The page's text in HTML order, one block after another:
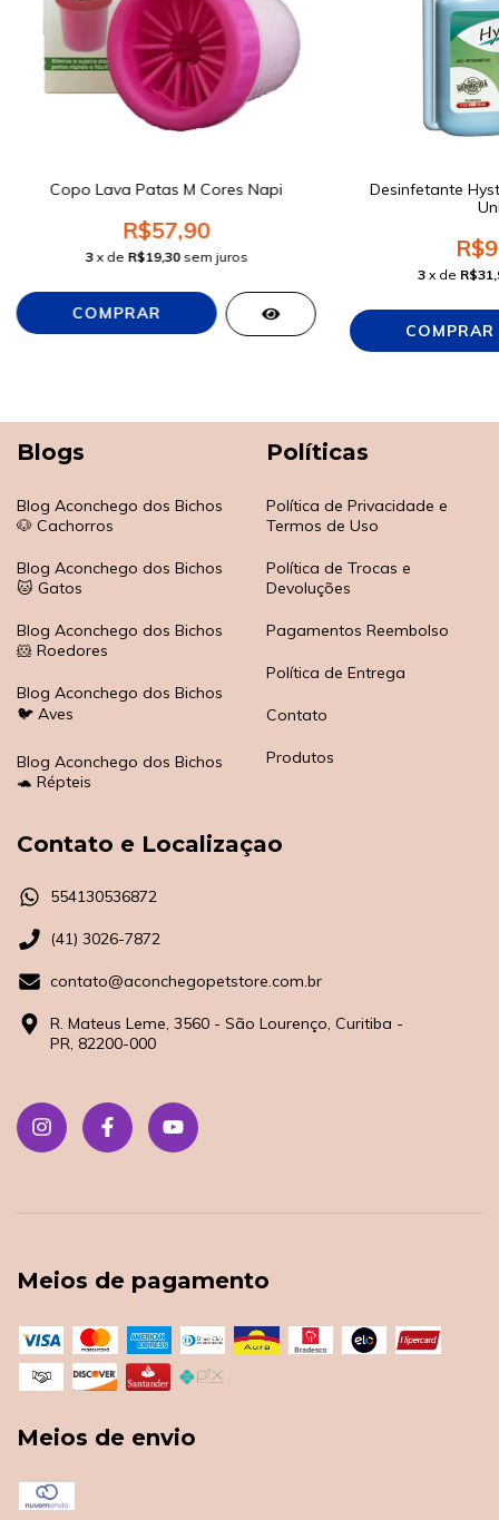
Copo Lava Patas M Cores Napi
R$57,90
3 x de R$19,30 sem juros
Desinfetante
3 x de
Blogs
Blog Aconchego dos Bichos
🐶 Cachorros
Blog Aconchego dos Bichos
🐱 Gatos
Blog Aconchego dos Bichos
🐹 Roedores
Blog Aconchego dos Bichos
🐦 Aves
Blog Aconchego dos Bichos
🐢 Répteis
Políticas
Política de Privacidade e
Termos de Uso
Política de Trocas e
Devoluções
Pagamentos Reembolso
Política de Entrega
Contato
Produtos
Contato e Localizaçao
554130536872
(41) 3026-7872
contato@aconchegopetstore.com.br
R. Mateus Leme, 3560 - São Lourenço, Curitiba -
PR, 82200-000
Meios de pagamento
Meios de envio